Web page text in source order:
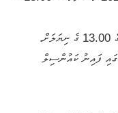
• ބީލަންތައް ހުޅުވުން: 12 ޖޫން 2024 ގެ 13:05 ގައި ފައިނު ކައުންސިލް